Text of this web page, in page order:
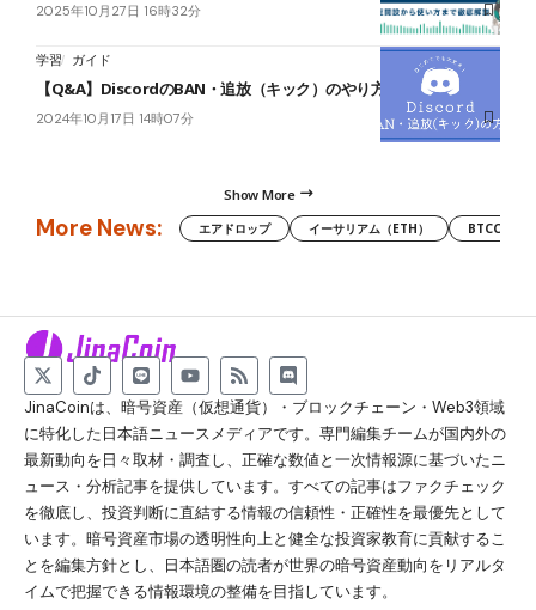
2025年10月27日 16時32分
学習 ガイド
【Q&A】DiscordのBAN・追放（キック）のやり方について
2024年10月17日 14時07分
Show More
More News: エアドロップ イーサリアム（ETH） BTCC
JinaCoinは、暗号資産（仮想通貨）・ブロックチェーン・Web3領域
に特化した日本語ニュースメディアです。専門編集チームが国内外の
最新動向を日々取材・調査し、正確な数値と一次情報源に基づいたニ
ュース・分析記事を提供しています。すべての記事はファクチェック
を徹底し、投資判断に直結する情報の信頼性・正確性を最優先として
います。暗号資産市場の透明性向上と健全な投資家教育に貢献するこ
とを編集方針とし、日本語圏の読者が世界の暗号資産動向をリアルタ
イムで把握できる情報環境の整備を目指しています。